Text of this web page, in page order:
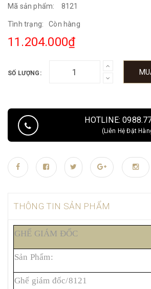
Mã sản phẩm: 8121
Tình trạng: Còn hàng
11.204.000₫
SỐ LƯỢNG:
HOTLINE:
(Liên Hệ Đặt
THÔNG TIN SẢN PHẨM
GHẾ GIÁM ĐỐC
Sản Phẩm:
Ghế giám đốc/8121